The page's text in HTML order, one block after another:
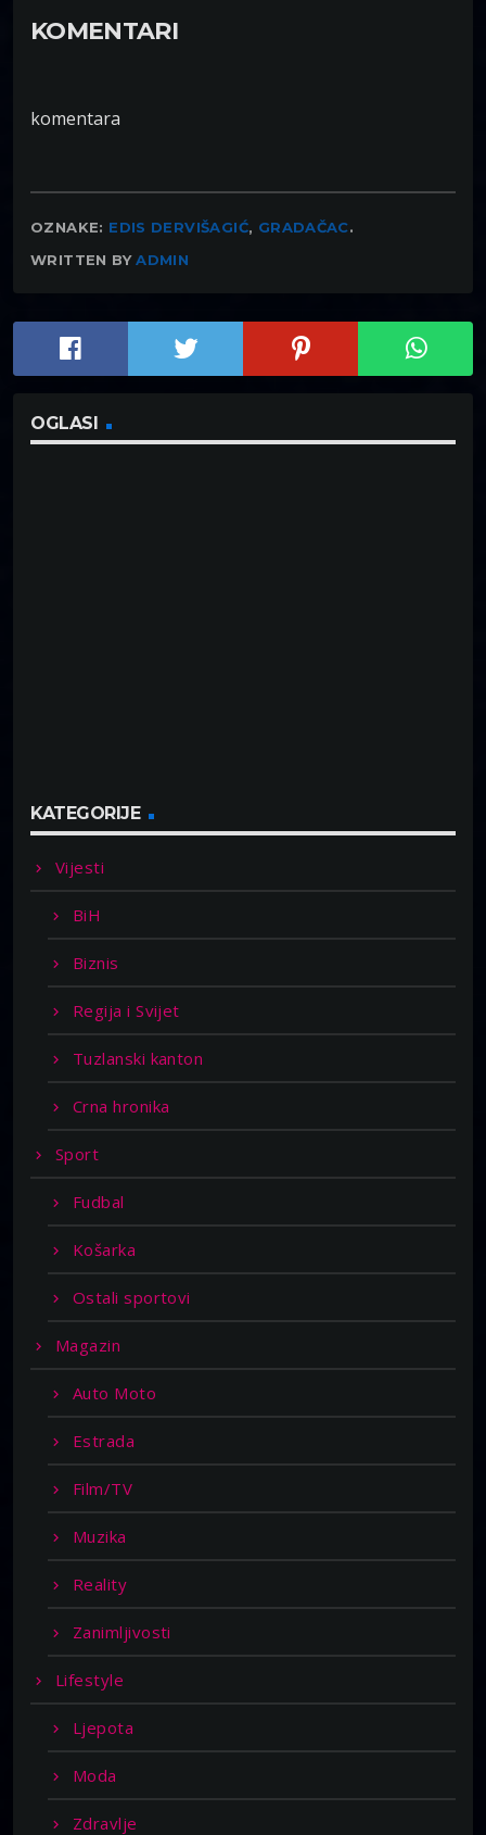
KOMENTARI
komentara
OZNAKE: EDIS DERVIŠAGIĆ, GRADAČAC.
WRITTEN BYADMIN
OGLASI
KATEGORIJE
Vijesti
BiH
Biznis
Regija i Svijet
Tuzlanski kanton
Crna hronika
Sport
Fudbal
Košarka
Ostali sportovi
Magazin
Auto Moto
Estrada
Film/TV
Muzika
Reality
Zanimljivosti
Lifestyle
Ljepota
Moda
Zdravlje